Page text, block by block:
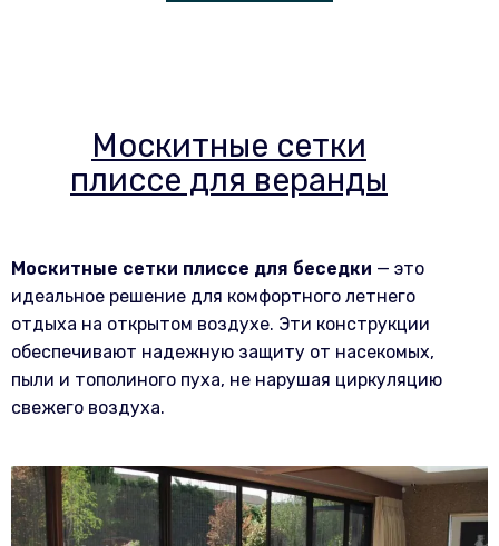
Москитные сетки
плиссе для веранды
Москитные сетки плиссе для беседки — это
идеальное решение для комфортного летнего
отдыха на открытом воздухе. Эти конструкции
обеспечивают надежную защиту от насекомых,
пыли и тополиного пуха, не нарушая циркуляцию
свежего воздуха.